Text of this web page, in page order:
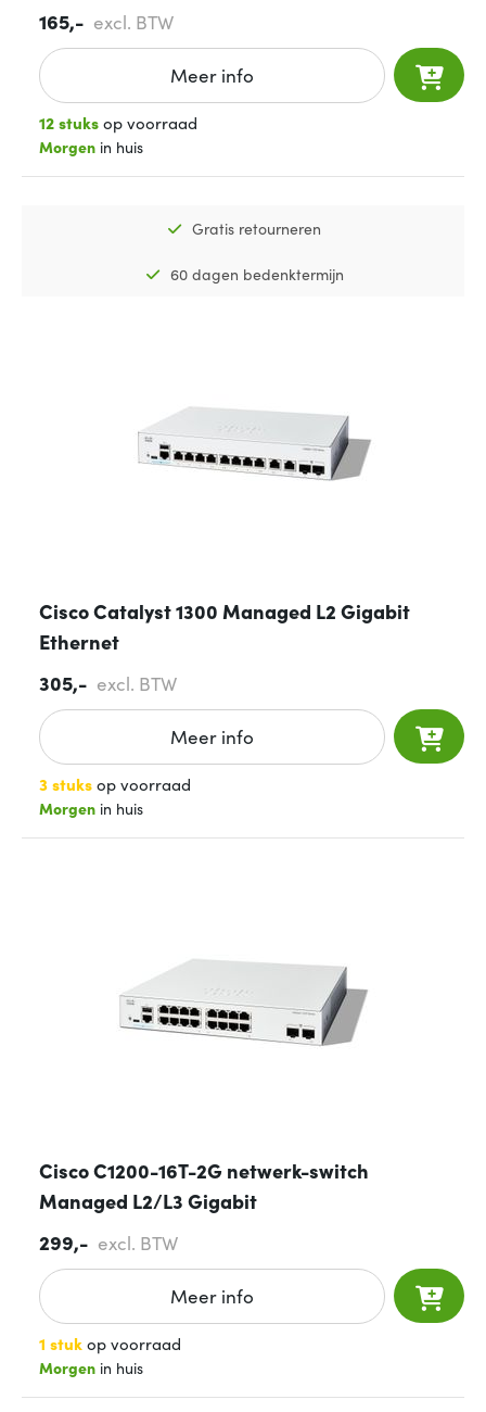
165,- excl. BTW
Meer info
12 stuksop voorraad
Morgen in huis
Gratis retourneren
60 dagen bedenktermijn
Cisco Catalyst 1300 Managed L2 Gigabit
Ethernet
305,- excl. BTW
Meer info
3 stuksop voorraad
Morgen in huis
Cisco C1200-16T-2G netwerk-switch
Managed L2/L3 Gigabit
299,- excl. BTW
Meer info
1 stukop voorraad
Morgen in huis